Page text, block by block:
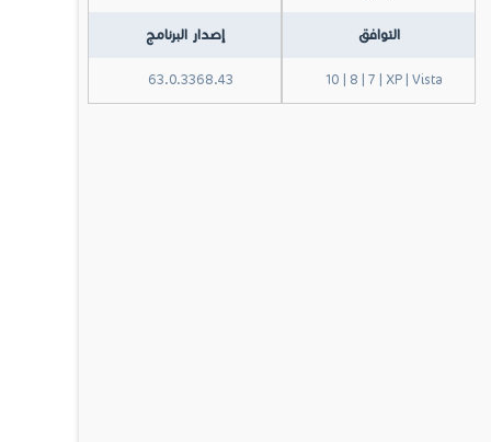
التوافق
10 | 8 | 7 | XP | Vista
إصدار البرنامج
63.0.3368.43